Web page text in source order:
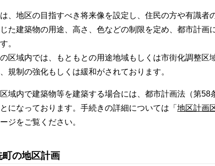
、地区の目指すべき将来像を設定し、住民の方や有識者
た建築物の用途、高さ、色などの制限を定め、都市計画
。
区域内では、もともとの用途地域もしくは市街化調整区
規制の強化もしくは緩和がされております。
域内で建築物等を建築する場合には、都市計画法（第58
になっております。手続きの詳細については「 地区計画
ジをご覧ください。
町の地区計画